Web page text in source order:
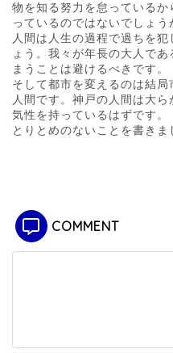
物を知る努力を怠っている
っているのではないでしょう
人間は人生の過程で過ちを
ょう。我々が年長の大人で
まうことは避けるべきです。
そして都市を変えるのは結
人間です。神戸の人間は大
気性を持っているはずです。
とりとめのないことを書きま
COMMENT